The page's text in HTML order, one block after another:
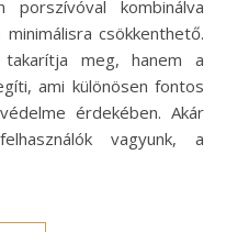
porszívóval kombinálva
csökkenthető.
meg, hanem a
ami különösen fontos
érdekében. Akár
vagyunk, a